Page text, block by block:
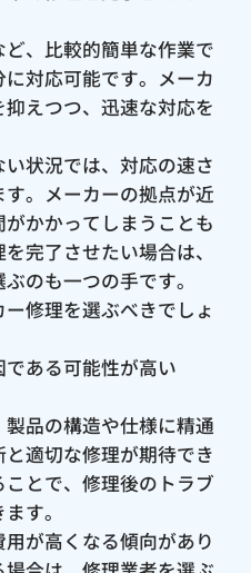
、比較的簡単な作業で
対応可能です。メーカ
えつつ、迅速な対応を
状況では、対応の速さ
。メーカーの拠点が近
かかってしまうことも
完了させたい場合は、
のも一つの手です。
修理を選ぶべきでしょ
ある可能性が高い
品の構造や仕様に精通
適切な修理が期待でき
とで、修理後のトラブ
す。
が高くなる傾向があり